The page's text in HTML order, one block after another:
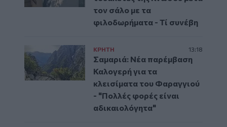
τον σάλο με τα
φιλοδωρήματα - Τί συνέβη
ΚΡΗΤΗ 13:18
Σαμαριά: Νέα παρέμβαση
Καλογερή για τα
κλεισίματα του Φαραγγιού
- "Πολλές φορές είναι
αδικαιολόγητα"